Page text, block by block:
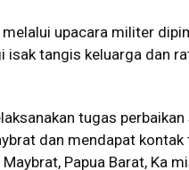
upacara militer
tangis keluarga dan
tugas
dan mendapat
Papua Barat, Ka